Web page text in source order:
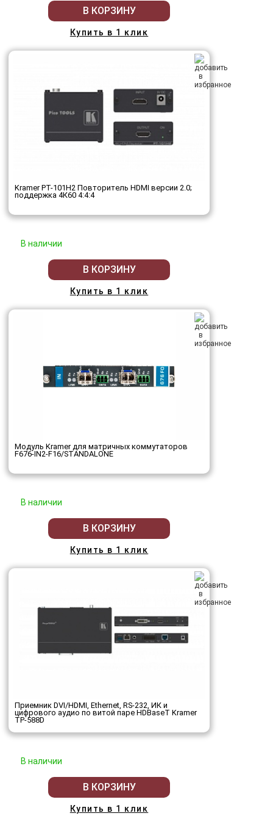
В КОРЗИНУ
Купить в 1 клик
Kramer PT-101H2 Повторитель HDMI версии 2.0;
поддержка 4К60 4:4:4
В наличии
В КОРЗИНУ
Купить в 1 клик
Модуль Kramer для матричных коммутаторов
F676-IN2-F16/STANDALONE
В наличии
В КОРЗИНУ
Купить в 1 клик
Приемник DVI/HDMI, Ethernet, RS-232, ИК и
цифрового аудио по витой паре HDBaseT Kramer
TP-588D
В наличии
В КОРЗИНУ
Купить в 1 клик